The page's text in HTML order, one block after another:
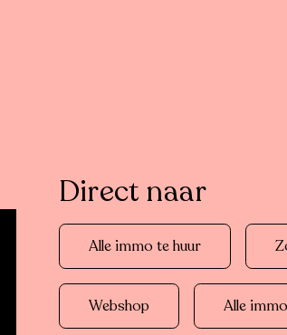
Direct naar
Alle immo te huur
Webshop Alle